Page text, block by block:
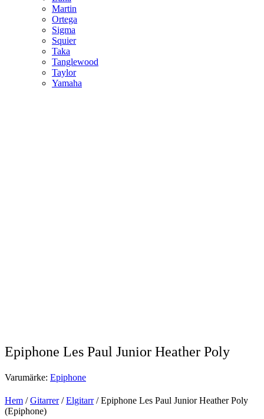
Martin
Ortega
Sigma
Squier
Taka
Tanglewood
Taylor
Yamaha
Epiphone Les Paul Junior Heather Poly
Varumärke: Epiphone
Hem /Gitarrer/Elgitarr/ Epiphone Les Paul Junior Heather Poly
(Epiphone)